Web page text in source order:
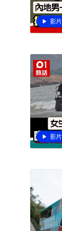
影片
影片